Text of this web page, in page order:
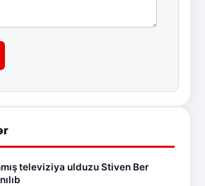
televiziya ulduzu Stiven Ber